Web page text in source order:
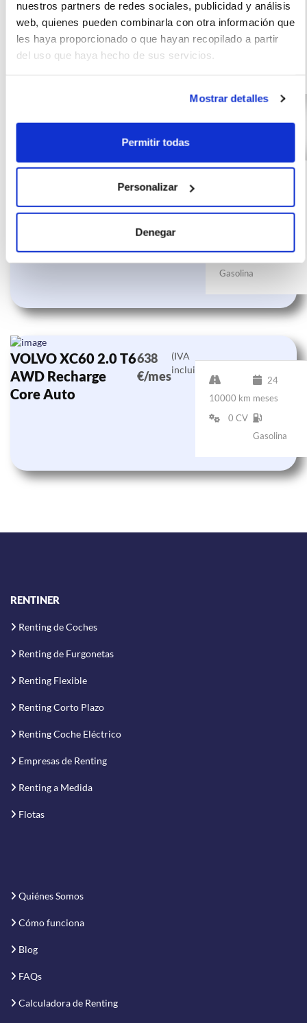
nuestros partners de redes sociales, publicidad y análisis
web, quienes pueden combinarla con otra información que
les haya proporcionado o que hayan recopilado a partir
del uso que haya hecho de sus servicios.
Mostrar detalles
Permitir todas
Personalizar
Denegar
CV
Gasolina
VOLVO XC60 2.0 T6
Inscription Exp Auto
576
incluido)
km
0
Gasolina
VOLVO XC60 2.0 T6
AWD Recharge
Core Auto
638
€/mes
(IVA
incluido)
10000 km
24
meses
0 CV
Gasolina
RENTINER
Renting de Coches
Renting de Furgonetas
Renting Flexible
Renting Corto Plazo
Renting Coche Eléctrico
Empresas de Renting
Renting a Medida
Flotas
Quiénes Somos
Cómo funciona
Blog
FAQs
Calculadora de Renting